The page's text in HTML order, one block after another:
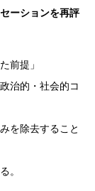
ーションを再評
前提」
治的・社会的コ
を除去すること
。